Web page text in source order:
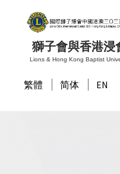
獅子會與香港浸
Lions & Hong Kong Baptist
繁體 简体 EN